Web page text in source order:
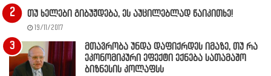
თუ ხელები გიბუჟდება, ეს აუცილებლად წაიკითხე!
19/11/2017
მთავრობა უნდა დაფიქრდეს იმაზე, თუ რა
ეკონომიკური ეფექტი ექნება სათამაშო
ბიზნესის კოლაფსს